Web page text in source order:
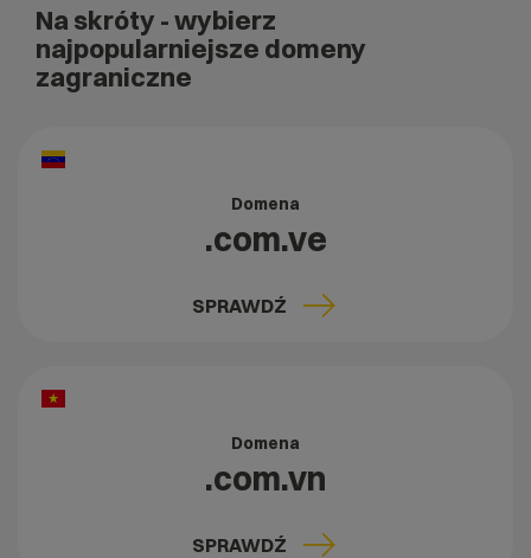
Na skróty - wybierz
najpopularniejsze domeny
zagraniczne
Domena
.com.ve
SPRAWDŹ
Domena
.com.vn
SPRAWDŹ